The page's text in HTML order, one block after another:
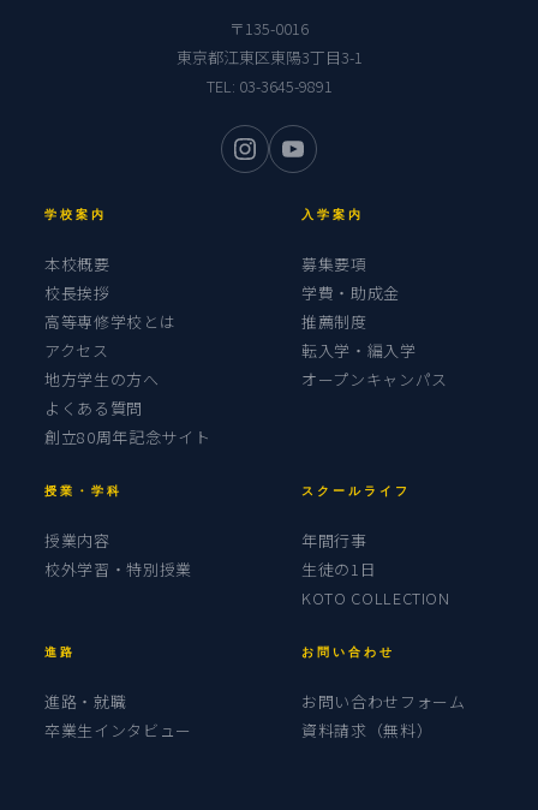
〒135-0016
東京都江東区東陽3丁目3-1
TEL: 03-3645-9891
学校案内
本校概要
校長挨拶
高等専修学校とは
アクセス
地方学生の方へ
よくある質問
創立80周年記念サイト
入学案内
募集要項
学費・助成金
推薦制度
転入学・編入学
オープンキャンパス
授業・学科
授業内容
校外学習・特別授業
スクールライフ
年間行事
生徒の1日
KOTO COLLECTION
進路
進路・就職
卒業生インタビュー
お問い合わせ
お問い合わせフォーム
資料請求（無料）